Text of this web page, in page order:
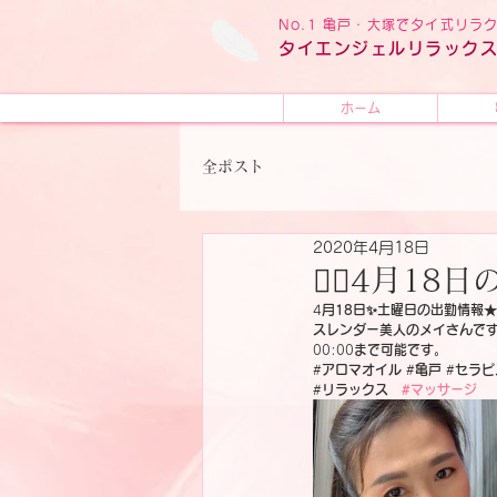
No.1 亀戸・大塚でタイ式リラ
タイ エンジェル リラックス
ホーム
全ポスト
🧚‍♂️4月18日
2020年4月18日
4月18日✨土曜日の出勤情報
スレンダー美人のメイさんで
00:00まで可能です。
#アロマオイル #亀戸 #セラピ
‪#リラックス #マッサージ